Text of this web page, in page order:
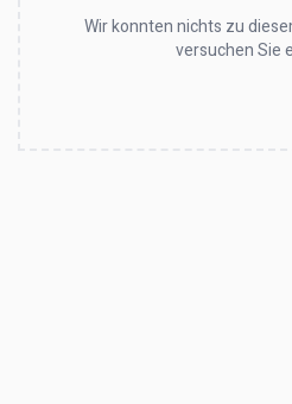
Wir konnten nichts zu
versuchen Sie